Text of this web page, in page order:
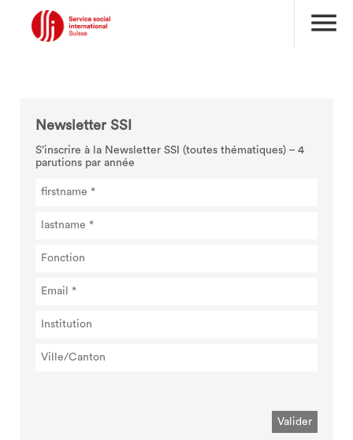
menu
Newsletter SSI
S’inscrire à la Newsletter SSI (toutes thématiques) – 4
parutions par année